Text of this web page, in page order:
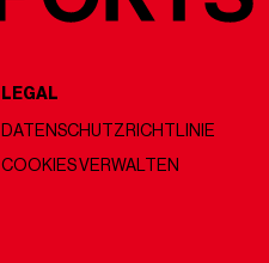
LEGAL
DATENSCHUTZRICHTLINIE
COOKIES VERWALTEN